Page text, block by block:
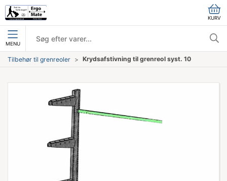
KURV
MENU
Tilbehør til grenreoler Krydsafstivning til grenreol syst. 10